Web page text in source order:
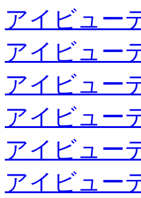
アイビュー
アイビュー
アイビュー
アイビュー
アイビュー
アイビュー